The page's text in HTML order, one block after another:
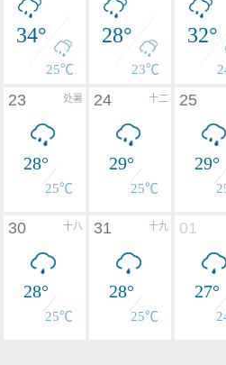
34°
25℃
28°
23℃
32°
处暑
23
28°
25℃
十二
24
29°
25℃
25
29°
十八
30
28°
25℃
十九
31
28°
25℃
01
27°